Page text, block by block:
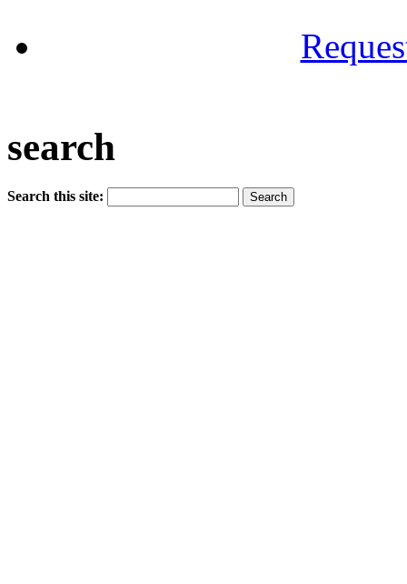
search
Search this site: